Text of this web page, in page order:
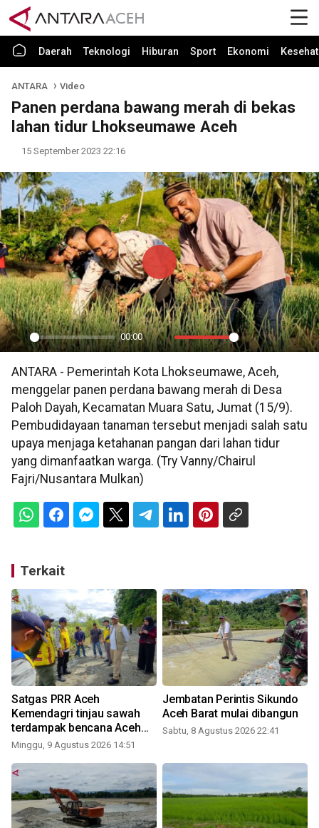
Daerah Teknologi Hiburan Sport Ekonomi
ANTARA Video
Panen perdana bawang merah di bekas
lahan tidur Lhokseumawe Aceh
15 September 2023 22:16
Play
00:00
Mute Settings
PIP
Play
ANTARA - Pemerintah Kota Lhokseumawe, Aceh,
menggelar panen perdana bawang merah di Desa
Paloh Dayah, Kecamatan Muara Satu, Jumat (15/9).
Pembudidayaan tanaman tersebut menjadi salah satu
upaya menjaga ketahanan pangan dari lahan tidur
yang dimanfaatkan warga. (Try Vanny/Chairul
Fajri/Nusantara Mulkan)
Terkait
Satgas PRR Aceh
Kemendagri tinjau sawah
terdampak bencana Aceh
Barat
Minggu, 9 Agustus 2026 14:51
Jembatan Perintis Sikundo
Aceh Barat mulai dibangun
Sabtu, 8 Agustus 2026 22:41